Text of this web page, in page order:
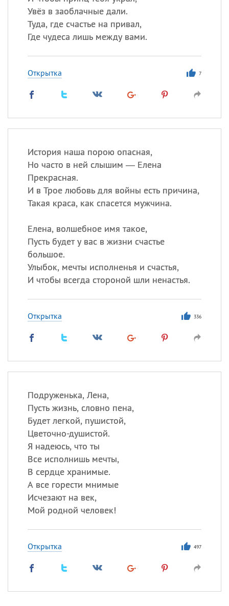
Увёз в заоблачные дали.
Туда, где счастье на привал,
Где чудеса лишь между вами.
Открытка 7
История наша порою опасная,
Но часто в ней слышим — Елена
Прекрасная.
И в Трое любовь для войны есть причина,
Такая краса, как спасется мужчина.
Елена, волшебное имя такое,
Пусть будет у вас в жизни счастье
большое.
Улыбок, мечты исполненья и счастья,
И чтобы всегда стороной шли ненастья.
Открытка 336
Подруженька, Лена,
Пусть жизнь, словно пена,
Будет легкой, пушистой,
Цветочно-душистой.
Я надеюсь, что ты
Все исполнишь мечты,
В сердце хранимые.
А все горести мнимые
Исчезают на век,
Мой родной человек!
Открытка 497